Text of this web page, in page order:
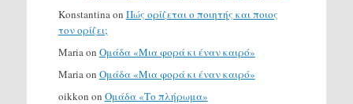
Konstantinaon Πώς ορίζεται ο ποιητής και ποιος
τον ορίζει;
Mariaon Ομάδα «Μια φορά κι έναν καιρό»
Mariaon Ομάδα «Μια φορά κι έναν καιρό»
oikkon on Ομάδα «Το πλήρωμα»